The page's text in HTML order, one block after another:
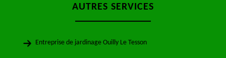
AUTRES SERVICES
Entreprise de jardinage Ouilly Le Tesson